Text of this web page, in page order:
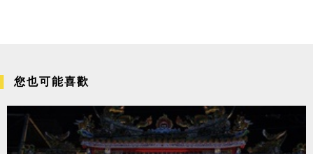
您也可能喜歡